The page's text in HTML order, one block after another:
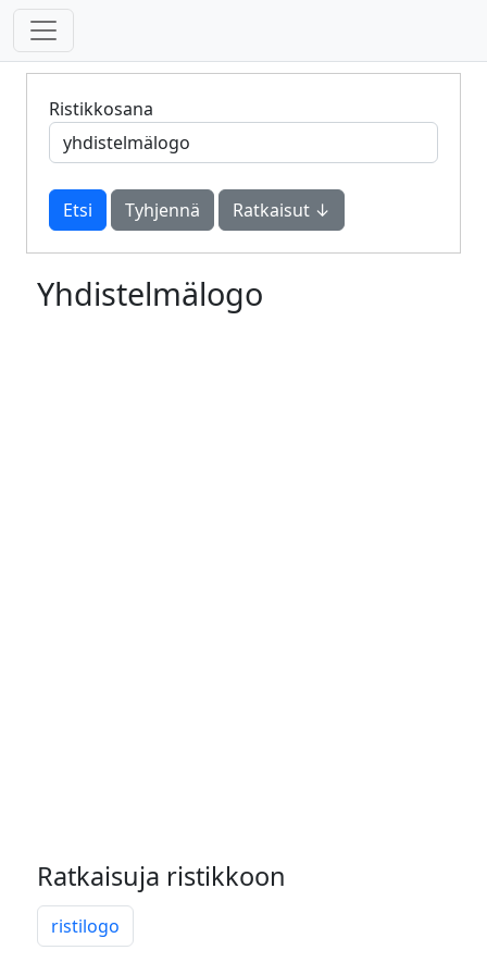
Ristikkosana
Tyhjennä Ratkaisut ↓
Yhdistelmälogo
Ratkaisuja ristikkoon
ristilogo